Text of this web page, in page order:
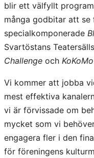
blir ett välfyllt
många godbitar att se
specialkomponerade
Svartöstans
Challenge och
Vi kommer att jobba
mest effektiva
vi är förvissade om
mycket som vi
engagera fler i den
för föreningens